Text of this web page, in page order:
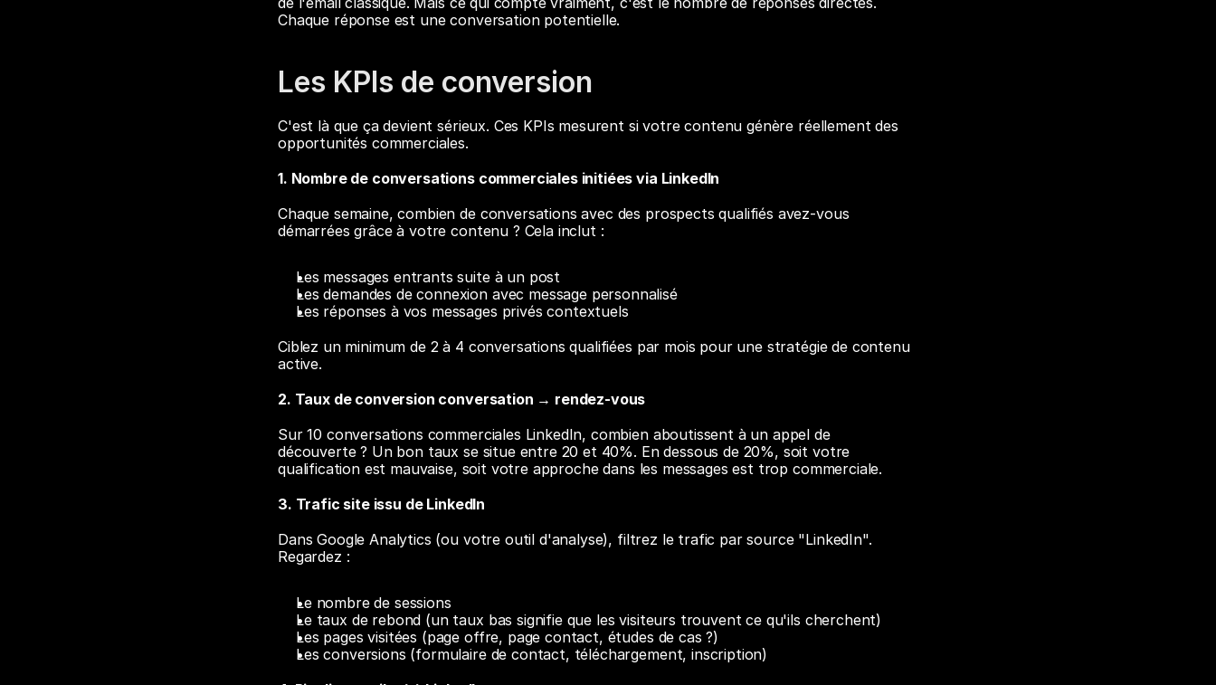
Chaque réponse est une conversation potentielle.
Les KPIs de conversion
C'est là que ça devient sérieux. Ces KPIs mesurent si votre contenu génère réellement des
opportunités commerciales.
1. Nombre de conversations commerciales initiées via LinkedIn
Chaque semaine, combien de conversations avec des prospects qualifiés avez-vous
démarrées grâce à votre contenu ? Cela inclut :
Les messages entrants suite à un post
Les demandes de connexion avec message personnalisé
Les réponses à vos messages privés contextuels
Ciblez un minimum de 2 à 4 conversations qualifiées par mois pour une stratégie de contenu
active.
2. Taux de conversion conversation → rendez-vous
Sur 10 conversations commerciales LinkedIn, combien aboutissent à un appel de
découverte ? Un bon taux se situe entre 20 et 40%. En dessous de 20%, soit votre
qualification est mauvaise, soit votre approche dans les messages est trop commerciale.
3. Trafic site issu de LinkedIn
Dans Google Analytics (ou votre outil d'analyse), filtrez le trafic par source "LinkedIn".
Regardez :
Le nombre de sessions
Le taux de rebond (un taux bas signifie que les visiteurs trouvent ce qu'ils cherchent)
Les pages visitées (page offre, page contact, études de cas ?)
Les conversions (formulaire de contact, téléchargement, inscription)